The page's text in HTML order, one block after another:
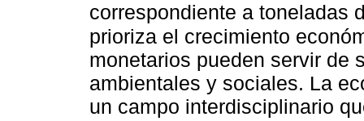
correspondiente a toneladas
prioriza el crecimiento
monetarios pueden servir de
ambientales y sociales. La
un campo interdisciplinario